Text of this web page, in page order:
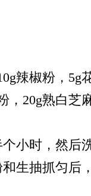
辣椒粉，5g
20g熟白芝
小时，然后
抽抓匀后